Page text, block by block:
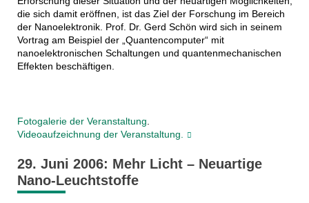
die sich damit eröffnen, ist das Ziel der Forschung im Bereich
der Nanoelektronik. Prof. Dr. Gerd Schön wird sich in seinem
Vortrag am Beispiel der „Quantencomputer“ mit
nanoelektronischen Schaltungen und quantenmechanischen
Effekten beschäftigen.
Fotogalerie der Veranstaltung.
Videoaufzeichnung der Veranstaltung.
29. Juni 2006: Mehr Licht – Neuartige
Nano-Leuchtstoffe